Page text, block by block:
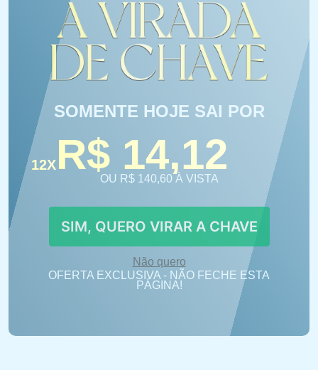
SOMENTE HOJE SAI POR
12XR$ 14,12
OU R$ 140,60 À VISTA
SIM, QUERO VIRAR A CHAVE
Não quero
OFERTA EXCLUSIVA - NÃO FECHE ESTA
PÁGINA!